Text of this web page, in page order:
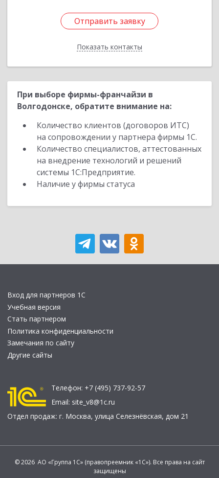
Отправить заявку
Показать контакты
Отправить заявку
Назад
При выборе фирмы-франчайзи в
Волгодонске, обратите внимание на:
Количество клиентов (договоров ИТС)
на сопровождении у партнера фирмы 1С.
Количество специалистов, аттестованных
на внедрение технологий и решений
системы 1С:Предприятие.
Наличие у фирмы статуса
Вход для партнеров 1С
Учебная версия
Стать партнером
Политика конфиденциальности
Замечания по сайту
Другие сайты
Телефон: +7 (495) 737-92-57
Email: site_v8@1c.ru
Отдел продаж: г. Москва, улица Селезнёвская, дом 21
© 2026 АО «Группа 1С» (правопреемник «1С»). Все права на сайт
защищены